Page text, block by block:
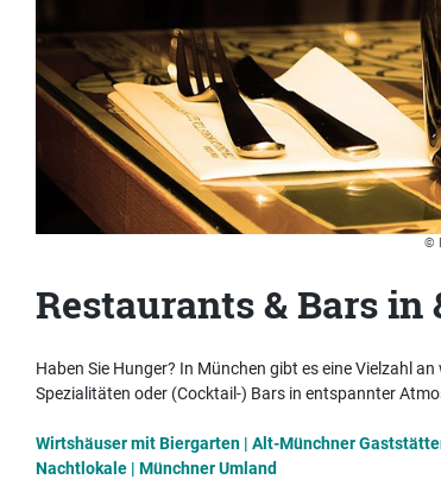
©
Restaurants & Bars
Haben Sie Hunger? In München gibt es eine Vielzahl
Spezialitäten oder (Cocktail-) Bars in entspannter
Wirtshäuser mit Biergarten | Alt-Münchner
Nachtlokale | Münchner Umland